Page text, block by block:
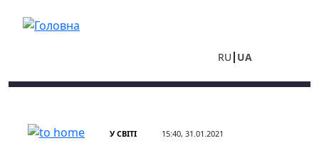
RU UA
У СВІТІ 15:40, 31.01.2021